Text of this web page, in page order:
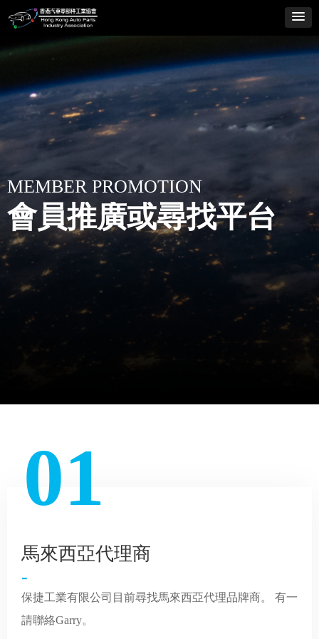
MEMBER PROMOTION
會員推廣或尋找平台
馬來西亞代理商
-
保捷工業有限公司目前尋找馬來西亞代理品牌商。 有一
請聯絡Garry。
01